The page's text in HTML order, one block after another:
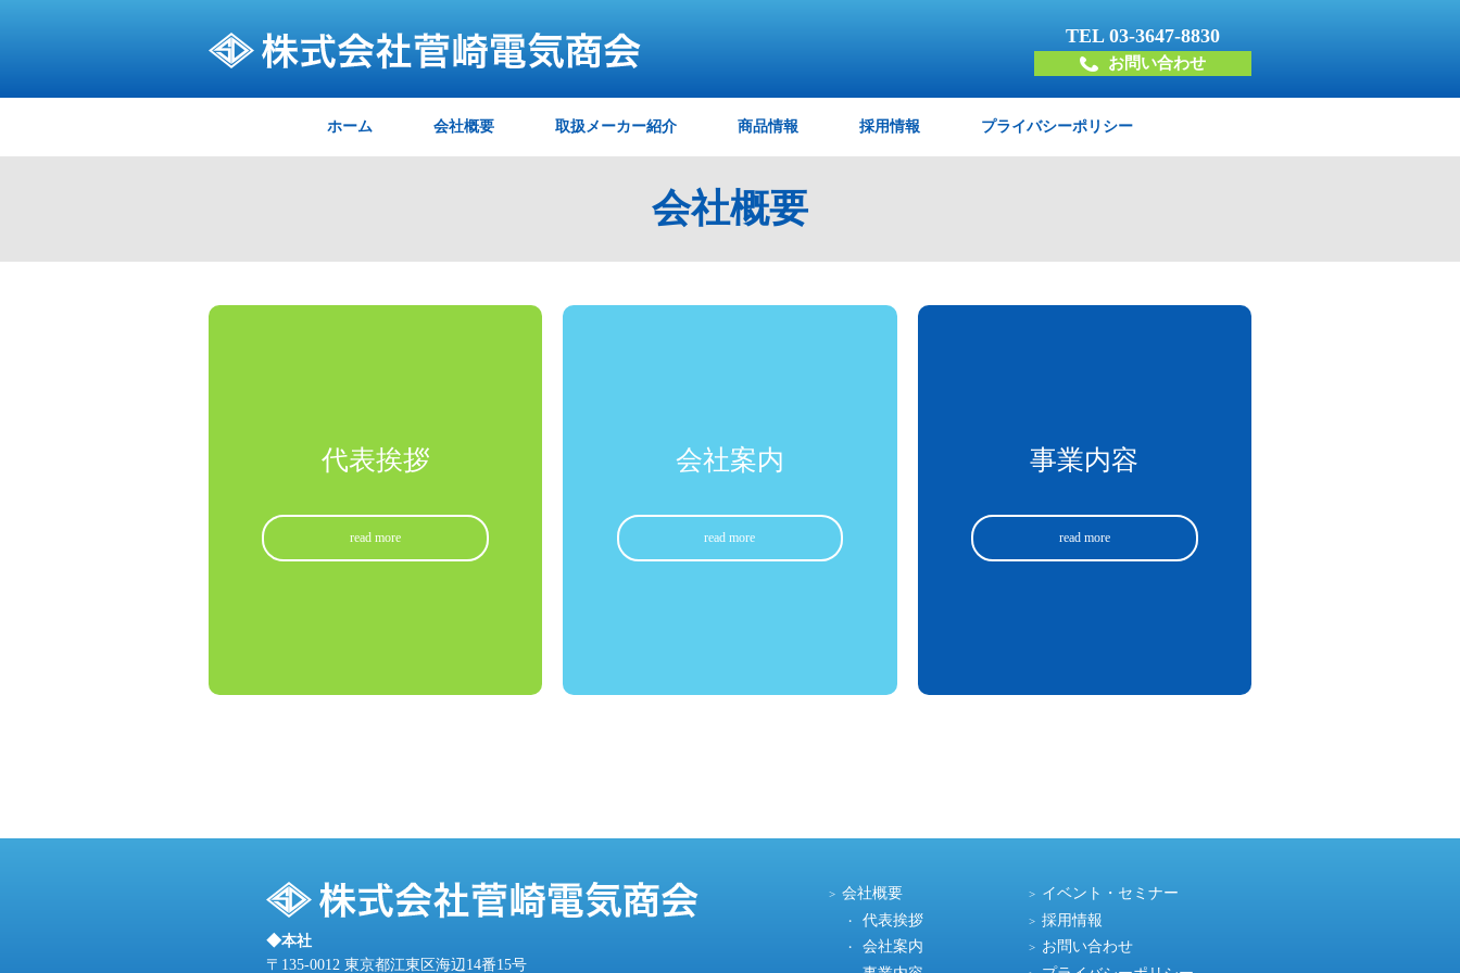
TEL 03-3647-8830
お問い合わせ
ホーム 会社概要 取扱メーカー紹介 商品情報 採用情報 プライバシーポリシー
会社概要
代表挨拶 会社案内 事業内容
◆本社
〒135-0012東京都江東区海辺14番15号
会社概要
代表挨拶
会社案内
イベント・セミナー
採用情報
お問い合わせ